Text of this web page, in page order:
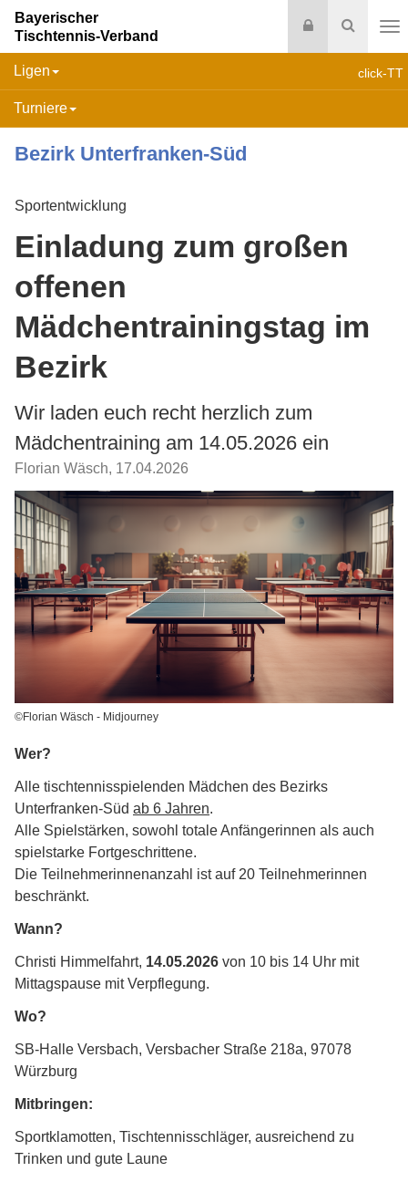
Suche
Login
Bayerischer
Tischtennis-Verband
click-TT
Ligen
Turniere
Bezirk Unterfranken-Süd
Sportentwicklung
Einladung zum großen
offenen
Mädchentrainingstag im
Bezirk
Wir laden euch recht herzlich zum
Mädchentraining am 14.05.2026 ein
Florian Wäsch, 17.04.2026
©Florian Wäsch - Midjourney
Wer?
Alle tischtennisspielenden Mädchen des Bezirks
Unterfranken-Süd ab 6 Jahren.
Alle Spielstärken, sowohl totale Anfängerinnen als auch
spielstarke Fortgeschrittene.
Die Teilnehmerinnenanzahl ist auf 20 Teilnehmerinnen
beschränkt.
Wann?
Christi Himmelfahrt, 14.05.2026 von 10 bis 14 Uhr mit
Mittagspause mit Verpflegung.
Wo?
SB-Halle Versbach, Versbacher Straße 218a, 97078
Würzburg
Mitbringen:
Sportklamotten, Tischtennisschläger, ausreichend zu
Trinken und gute Laune